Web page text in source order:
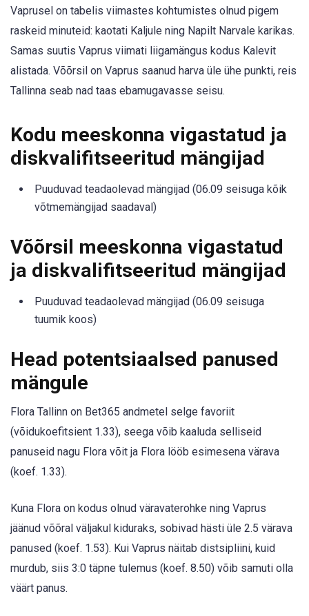
Vaprusel on tabelis viimastes kohtumistes olnud pigem
raskeid minuteid: kaotati Kaljule ning Napilt Narvale karikas.
Samas suutis Vaprus viimati liigamängus kodus Kalevit
alistada. Võõrsil on Vaprus saanud harva üle ühe punkti, reis
Tallinna seab nad taas ebamugavasse seisu.
Kodu meeskonna vigastatud ja
diskvalifitseeritud mängijad
Puuduvad teadaolevad mängijad (06.09 seisuga kõik
võtmemängijad saadaval)
Võõrsil meeskonna vigastatud
ja diskvalifitseeritud mängijad
Puuduvad teadaolevad mängijad (06.09 seisuga
tuumik koos)
Head potentsiaalsed panused
mängule
Flora Tallinn on Bet365 andmetel selge favoriit
(võidukoefitsient 1.33), seega võib kaaluda selliseid
panuseid nagu Flora võit ja Flora lööb esimesena värava
(koef. 1.33).
Kuna Flora on kodus olnud väravaterohke ning Vaprus
jäänud võõral väljakul kiduraks, sobivad hästi üle 2.5 värava
panused (koef. 1.53). Kui Vaprus näitab distsipliini, kuid
murdub, siis 3:0 täpne tulemus (koef. 8.50) võib samuti olla
väärt panus.